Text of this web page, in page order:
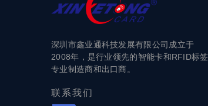
深圳市鑫业通科技发展有限公司成立于
2008年，是行业领先的智能卡和RFID标签
专业制造商和出口商。
联系我们